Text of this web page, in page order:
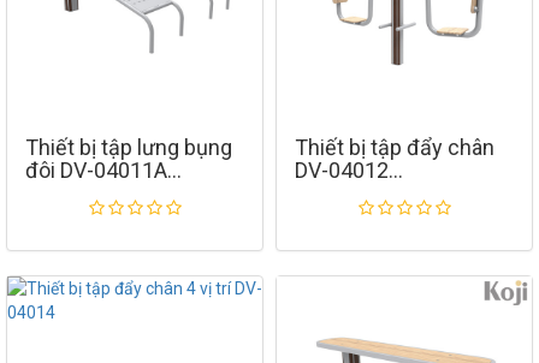
Thiết bị tập lưng bụng
đôi DV-04011A
Thiết bị tập đẩy chân
DV-04012